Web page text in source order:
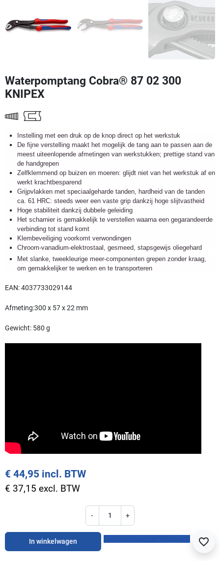
Waterpomptang Cobra® 87 02 300
KNIPEX
Instelling met een druk op de knop direct op het werkstuk
De fijne verstelling maakt het mogelijk de tang aan te passen aan de
meest uiteenlopende afmetingen van werkstukken; prettige stand van
de handgrepen
Zelfklemmend op buizen en moeren: glijdt niet van het werkstuk af en
werkt krachtbesparend
Grijpvlakken met speciaalgeharde tanden, hardheid van de tanden
ca. 61 HRC: steeds weer een vaste grip dankzij hoge slijtvastheid
Hoge stabiliteit dankzij dubbele geleiding
Het scharnier is gemakkelijk te verstellen waarna een gegarandeerde
verbinding tot stand komt
Klembeveiliging voorkomt verwondingen
Chroom-vanadium-elektrostaal, gesmeed, stapsgewijs oliegehard
Met slanke, tweekleurige meer-componenten grepen zonder kraag,
om gemakkelijker te werken en te transporteren
EAN: 4037733029144
Afmeting:300 x 57 x 22 mm
Gewicht: 580 g
€ 44,95 incl. BTW
€ 37,15 excl. BTW
- +
In winkelwagen favorite_border